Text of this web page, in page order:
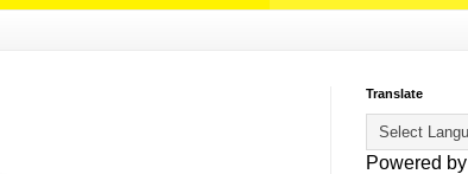
Translate
Powered by